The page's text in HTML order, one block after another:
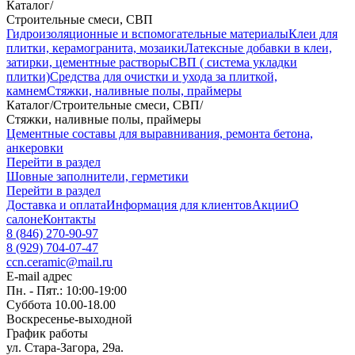
Каталог/
Строительные смеси, СВП
Гидроизоляционные и вспомогательные материалыКлеи для
плитки, керамогранита, мозаикиЛатексные добавки в клеи,
затирки, цементные растворыСВП ( система укладки
плитки)Средства для очистки и ухода за плиткой,
камнемСтяжки, наливные полы, праймеры
Каталог/Строительные смеси, СВП/
Стяжки, наливные полы, праймеры
Цементные составы для выравнивания, ремонта бетона,
анкеровки
Перейти в раздел
Шовные заполнители, герметики
Перейти в раздел
Доставка и оплатаИнформация для клиентовАкцииО
салонеКонтакты
8 (846) 270-90-97
8 (929) 704-07-47
ccn.ceramic@mail.ru
E-mail адрес
Пн. - Пят.: 10:00-19:00
Суббота 10.00-18.00
Воскресенье-выходной
График работы
ул. Стара-Загора, 29а.